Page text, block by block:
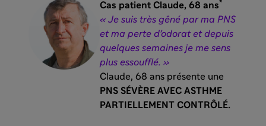
Cas patient Claude, 68 ans*
« Je suis très gêné par ma PNS
et ma perte d'odorat et depuis
quelques semaines je me sens
plus essoufflé. »
Claude, 68 ans présente une
PNS SÉVÈRE AVEC ASTHME
PARTIELLEMENT CONTRÔLÉ.